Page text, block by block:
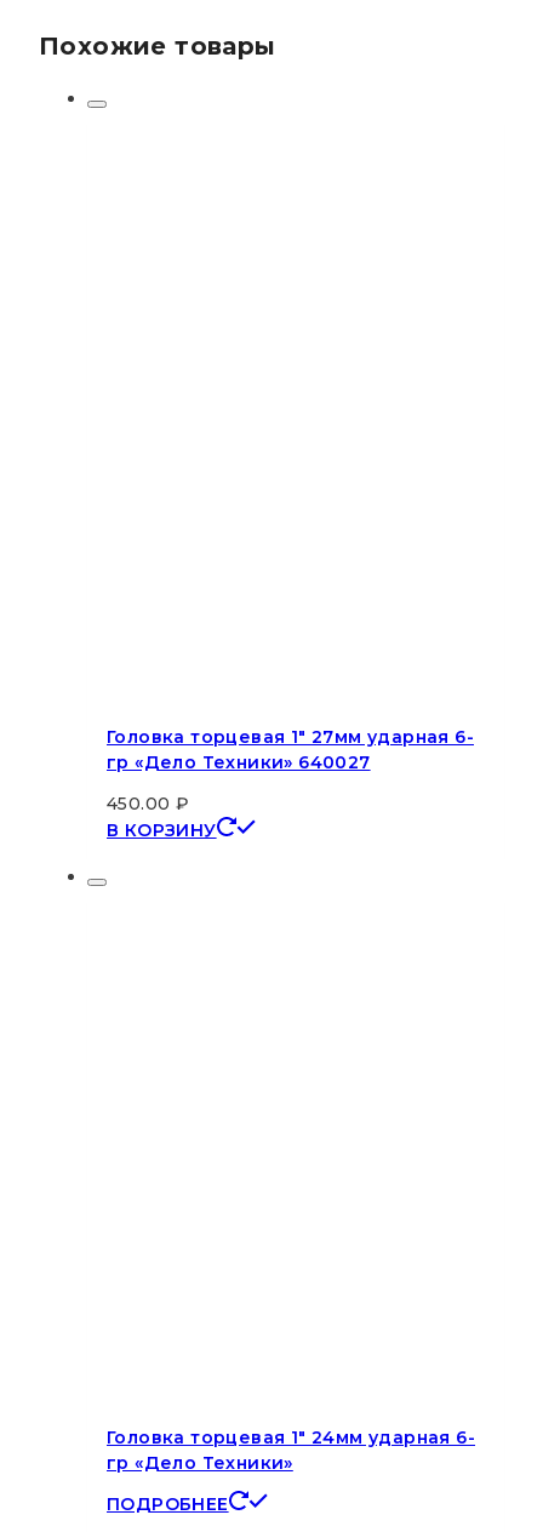
Похожие товары
Головка торцевая 1″ 27мм ударная 6-
гр «Дело Техники» 640027
450.00 ₽
В КОРЗИНУ
Головка торцевая 1″ 24мм ударная 6-
гр «Дело Техники»
ПОДРОБНЕЕ